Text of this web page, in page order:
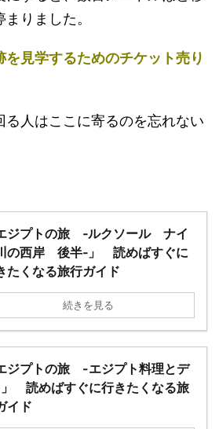
りました。
を見学するためのチケット売り
る人はここに寄るのを忘れない
ジプトの旅 ‐ルクソール ナイ
の西岸 後半‐」 読めばすぐに
たくなる旅行ガイド
続きを見る
ジプトの旅 -エジプト料理とデ
読めばすぐに行きたくなる旅
イド